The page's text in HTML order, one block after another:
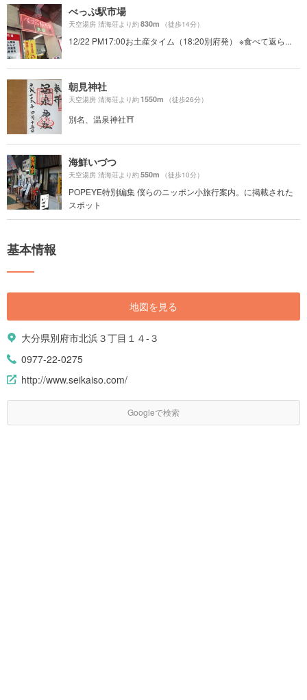
べっぷ駅市場
天空湯房 清海荘より約830m （徒歩14分）
12/22 PM17:00お土産タイム（18:20別府発） ※食べて返ら...
朝見神社
天空湯房 清海荘より約1550m （徒歩26分）
別名、温泉神社⛩
海鮮いづつ
天空湯房 清海荘より約550m （徒歩10分）
POPEYE特別編集 僕らのニッポン小旅行案内。に掲載された
スポット
基本情報
地図を見る
大分県別府市北浜３丁目１４-３
0977-22-0275
http://www.seikaiso.com/
Googleで検索